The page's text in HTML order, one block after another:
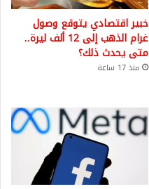
خبير اقتصادي يتوقع وصول
غرام الذهب إلى 12 ألف ليرة..
متى يحدث ذلك؟
منذ 17 ساعة